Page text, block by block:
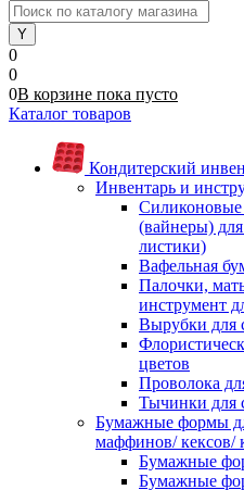
0
0
0В корзине пока пусто
Каталог товаров
Кондитерский
Инвентарь и
Силиконовые
(вайнеры)
листики)
Вафельная
Палочки,
инструмент
Вырубки для
цветов
Проволока
Тычинки для
Бумажные формы
маффинов/ кексов/
Бумажные
Бумажные